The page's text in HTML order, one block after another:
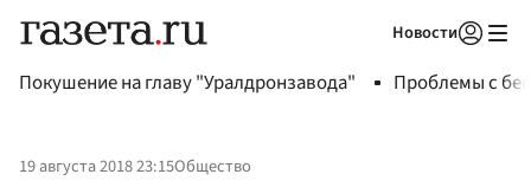
Новости
Покушение на главу "Уралдронзавода" Проблемы с
19 августа 2018 23:15Общество